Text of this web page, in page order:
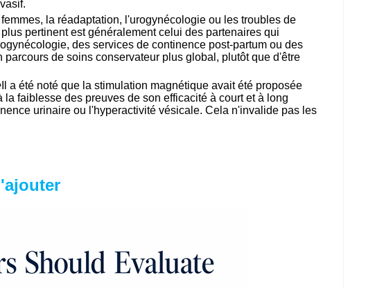
la réadaptation, l'urogynécologie ou les troubles de
pertinent est généralement celui des partenaires qui
des services de continence post-partum ou des
de soins conservateur plus global, plutôt que d'être
Il a été noté que la stimulation magnétique avait été proposée
faiblesse des preuves de son efficacité à court et à long
urinaire ou l'hyperactivité vésicale. Cela n'invalide pas les